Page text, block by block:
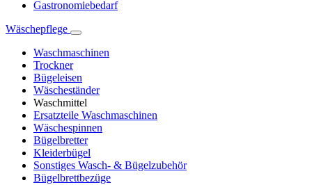
Gastronomiebedarf
Wäschepflege
Waschmaschinen
Trockner
Bügeleisen
Wäscheständer
Waschmittel
Ersatzteile Waschmaschinen
Wäschespinnen
Bügelbretter
Kleiderbügel
Sonstiges Wasch- & Bügelzubehör
Bügelbrettbezüge